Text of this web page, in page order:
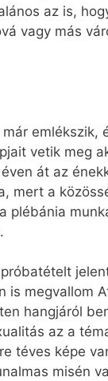
az is,
vagy más
emlékszik,
vetik meg
át az
mert a
plébánia
is megvallom
hangjáról
az a
téves képe
misén